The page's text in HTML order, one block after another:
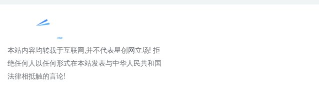
本站内容均转载于互联网,并不代表星创网立场! 拒
绝任何人以任何形式在本站发表与中华人民共和国
法律相抵触的言论!